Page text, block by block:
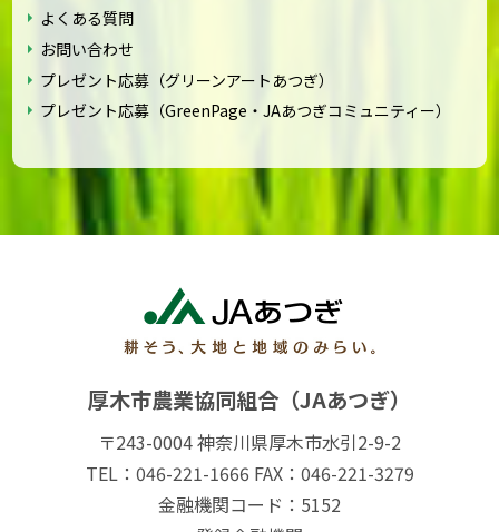
よくある質問
お問い合わせ
プレゼント応募（グリーンアートあつぎ）
プレゼント応募（GreenPage・JAあつぎコミュニティー）
厚木市農業協同組合（JAあつぎ）
〒243-0004 神奈川県厚木市水引2-9-2
TEL：046-221-1666 FAX：046-221-3279
金融機関コード：5152